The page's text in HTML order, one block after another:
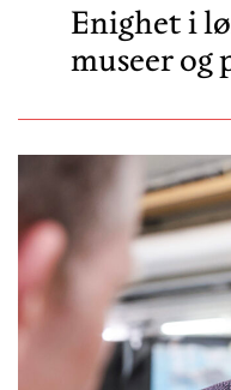
Enighet i
museer og